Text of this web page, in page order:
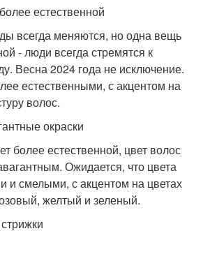
естественной
всегда меняются, но одна вещь
- люди всегда стремятся к
Весна 2024 года не исключение.
естественными, с акцентом на
волос.
окраски
более естественной, цвет волос
Ожидается, что цвета
и смелыми, с акцентом на цветах
желтый и зеленый.